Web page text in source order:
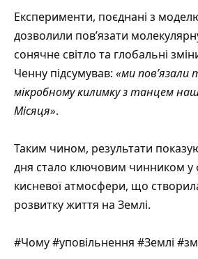
Експерименти, поєднані з
дозволили пов’язати
сонячне світло та глобальні
Ченну підсумував: «ми пов’язали
мікробному килимку з танцем
Місяця».
Таким чином, результати
дня стало ключовим чинником у
кисневої атмосфери, що
розвитку життя на Землі.
#Чому #уповільнення #Землі